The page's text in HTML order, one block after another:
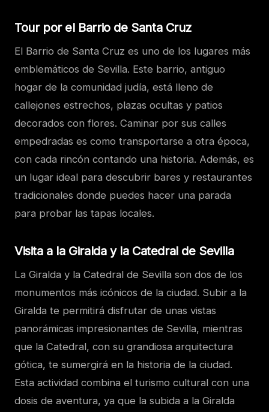
Tour por el Barrio de Santa Cruz
El Barrio de Santa Cruz es uno de los lugares más
emblemáticos de Sevilla. Este barrio, antiguo
hogar de la comunidad judía, está lleno de
callejones estrechos, plazas ocultas y patios
decorados con flores. Caminar por sus calles
empedradas es como transportarse a otra época,
con cada rincón contando una historia. Además, es
un lugar ideal para descubrir bares y restaurantes
tradicionales donde puedes hacer una parada
para probar las tapas locales.
Visita a la Giralda y la Catedral de Sevilla
La Giralda y la Catedral de Sevilla son dos de los
monumentos más icónicos de la ciudad. Subir a la
Giralda te permitirá disfrutar de unas vistas
panorámicas impresionantes de Sevilla, mientras
que la Catedral, con su grandiosa arquitectura
gótica, te sumergirá en la historia de la ciudad.
Esta actividad combina el turismo cultural con una
dosis de aventura, ya que la subida a la Giralda